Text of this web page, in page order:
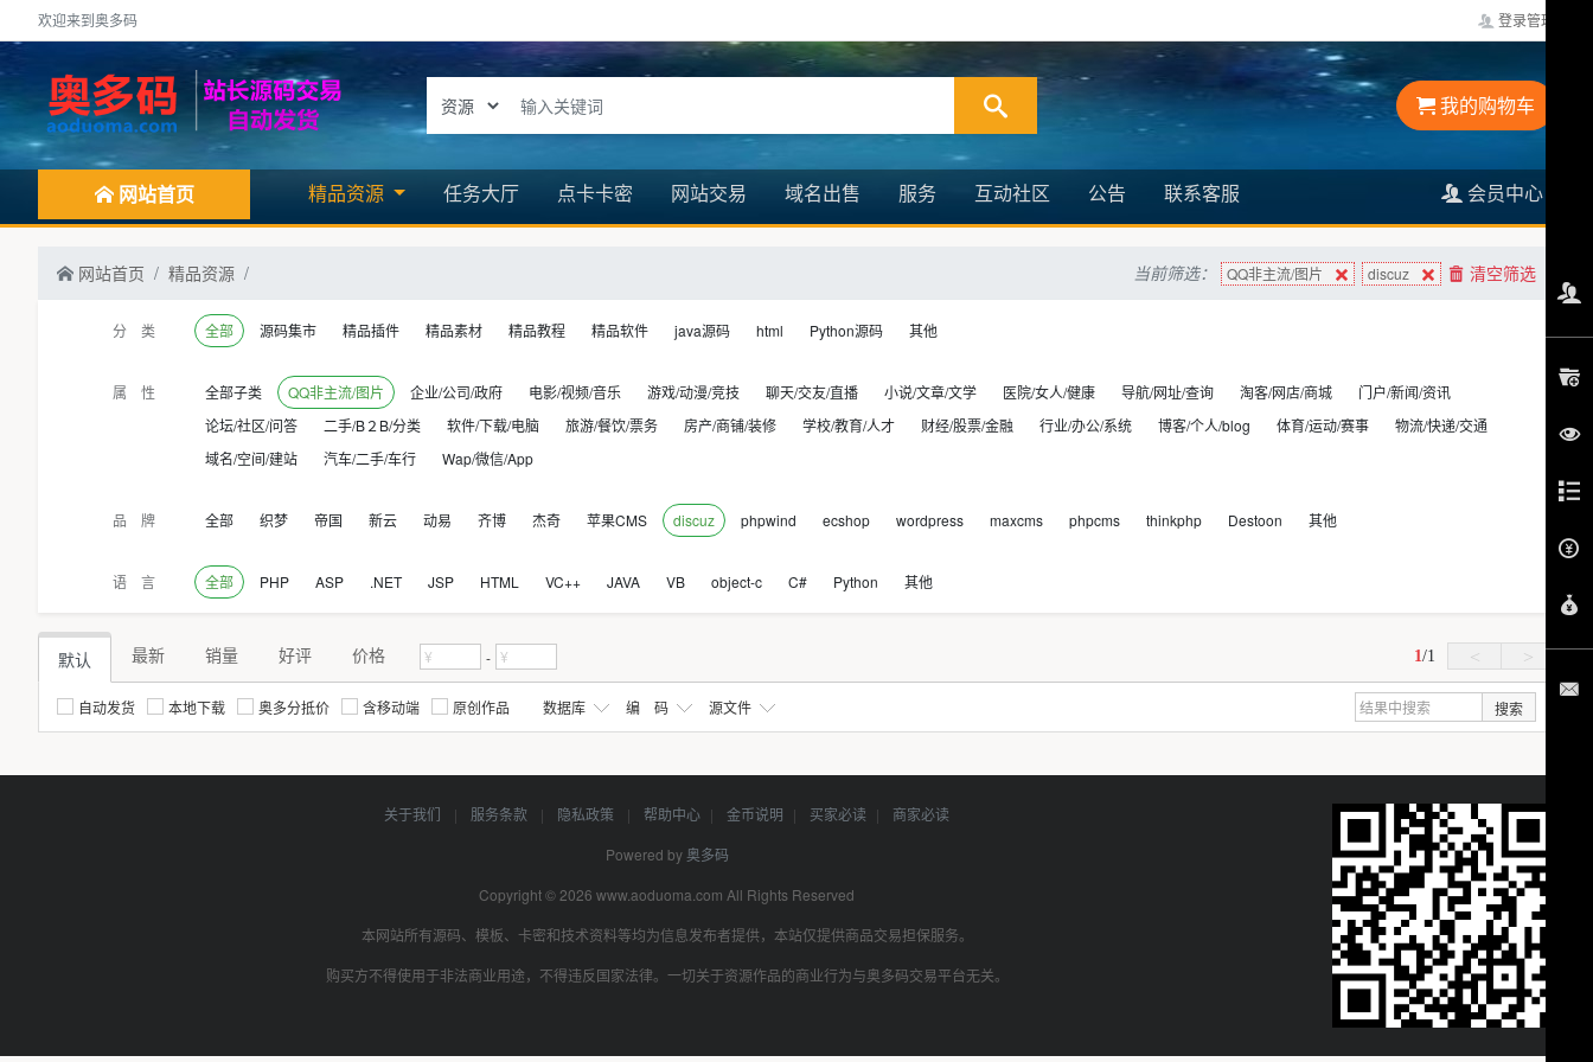
欢迎来到奥多码 登录管理
我的购物车
网站首页 精品资源 任务大厅 点卡卡密 网站交易 域名出售 服务 互动社区 公告 联系客服 会员中心
网站首页 精品资源 当前筛选： QQ非主流/图片 discuz 清空筛选
分 类 全部 源码集市 精品插件 精品素材 精品教程 精品软件 java源码 html Python源码 其他
属 性 全部子类 QQ非主流/图片 企业/公司/政府 电影/视频/音乐 游戏/动漫/竞技 聊天/交友/直播 小说/文章/文学 医院/女人/健康 导航/网址/查询 淘客/网店/商城
门户/新闻/资讯
论坛/社区/问答
二手/B２B/分类 软件/下载/电脑 旅游/餐饮/票务 房产/商铺/装修 学校/教育/人才 财经/股票/金融 行业/办公/系统 博客/个人/blog 体育/运动/赛事
物流/快递/交通
域名/空间/建站
汽车/二手/车行 Wap/微信/App
品 牌 全部 织梦 帝国 新云 动易 齐博 杰奇 苹果CMS discuz phpwind ecshop wordpress maxcms phpcms thinkphp Destoon 其他
语 言 全部 PHP ASP .NET JSP HTML VC++ JAVA VB object-c C# Python 其他
默认 最新 销量 好评 价格 - 1/1 < >
自动发货 本地下载 奥多分抵价 含移动端 原创作品 数据库 编 码 源文件 搜索
关于我们 | 服务条款 | 隐私政策 | 帮助中心 | 金币说明 | 买家必读 |
商家必读
Powered by奥多码
Copyright © 2026 www.aoduoma.com All Rights Reserved
本网站所有源码、模板、卡密和技术资料等均为信息发布者提供，本站仅提供商品交易担保服务。
购买方不得使用于非法商业用途，不得违反国家法律。一切关于资源作品的商业行为与奥多码交易平台无关。